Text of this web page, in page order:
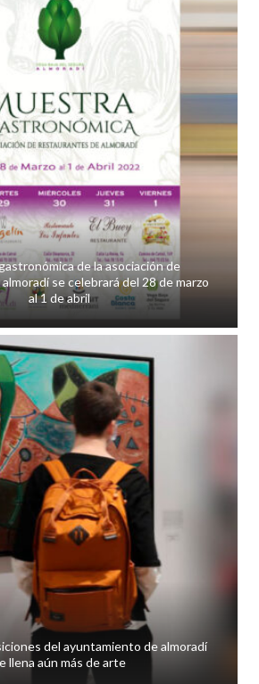
de la asociación de
se celebrará del 28 de marzo
al 1 de abril
del ayuntamiento de almoradí
llena aún más de arte